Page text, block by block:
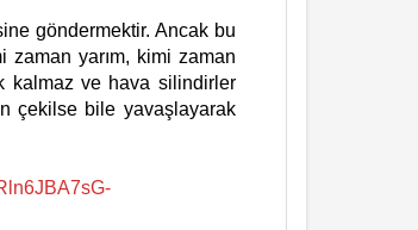
göndermektir. Ancak bu
yarım, kimi zaman
kalmaz ve hava silindirler
çekilse bile yavaşlayarak